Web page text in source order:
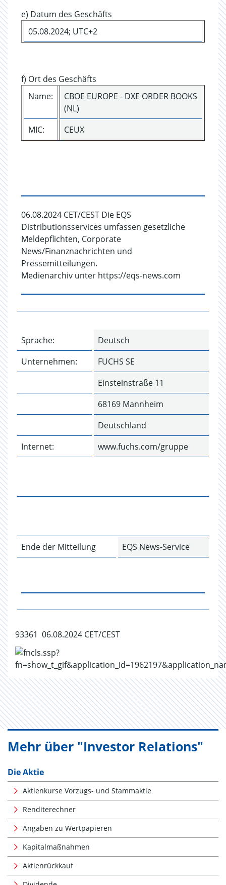
e) Datum des Geschäfts
05.08.2024; UTC+2
f) Ort des Geschäfts
Name:
CBOE EUROPE - DXE ORDER BOOKS
(NL)
MIC:
CEUX
06.08.2024 CET/CEST Die EQS
Distributionsservices umfassen gesetzliche
Meldepflichten, Corporate
News/Finanznachrichten und
Pressemitteilungen.
Medienarchiv unter https://eqs-news.com
Sprache:
Deutsch
Unternehmen:
FUCHS SE
Einsteinstraße 11
68169 Mannheim
Deutschland
Internet:
www.fuchs.com/gruppe
Ende der Mitteilung EQS News-Service
93361 06.08.2024 CET/CEST
Mehr über "Investor Relations"
Die Aktie
Aktienkurse Vorzugs- und Stammaktie
Renditerechner
Angaben zu Wertpapieren
Kapitalmaßnahmen
Aktienrückkauf